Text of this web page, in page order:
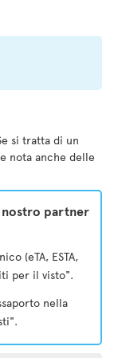
si tratta di un
nota anche delle
partner
(eTA, ESTA,
per il visto".
nella